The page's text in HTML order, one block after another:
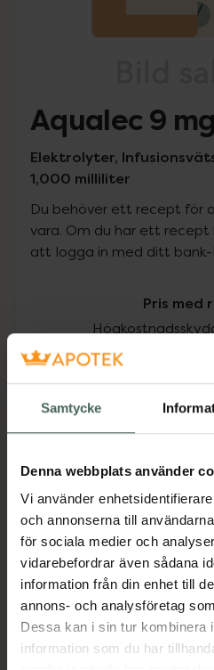
Samtycke
Denna webbplats använder
Vi använder
och annonserna till
för sociala medier och
vidarebefordrar även sådana
information från din enhet till
annons- och analysföretag
Dessa kan i sin tur kombinera
information som du har
Aqualec 9
Elektrolyter,
1,000 milliliter
Du behöver ett recept för
vara. Om du har ett recept
att logga in med ditt bank-
Pris med
I apotek:
Aktuella erbjudanden
Beskrivning
EAN:07046263843728